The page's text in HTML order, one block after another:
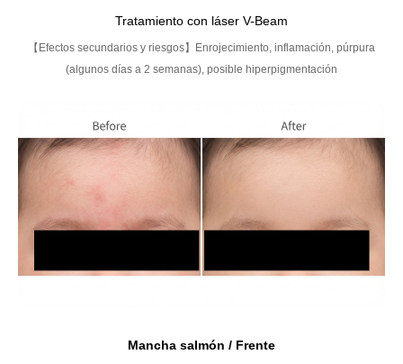
Tratamiento con láser V-Beam
【Efectos secundarios y riesgos】Enrojecimiento, inflamación, púrpura
(algunos días a 2 semanas), posible hiperpigmentación
Mancha salmón / Frente